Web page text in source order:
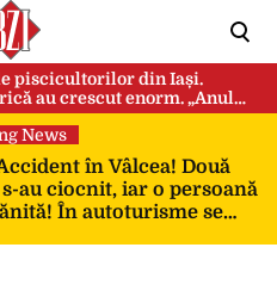
piscicultorilor din Iași.
au crescut enorm. „Anul
foarte mari”
News
în Vâlcea! Două
au ciocnit, iar o persoană
În autoturisme se